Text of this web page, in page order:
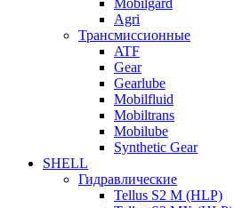
Mobilgard
Agri
Трансмиссионные
ATF
Gear
Gearlube
Mobilfluid
Mobiltrans
Mobilube
Synthetic Gear
SHELL
Гидравлические
Tellus S2 M (HLP)